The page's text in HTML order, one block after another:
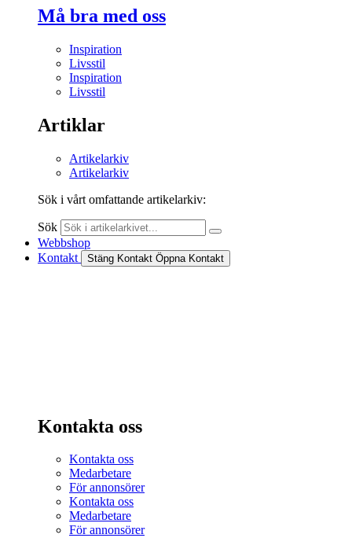
Må bra med oss
Inspiration
Livsstil
Inspiration
Livsstil
Artiklar
Artikelarkiv
Artikelarkiv
Sök i vårt omfattande artikelarkiv:
Sök
Webbshop
Kontakt
Stäng Kontakt Öppna Kontakt
Kontakta oss
Kontakta oss
Medarbetare
För annonsörer
Kontakta oss
Medarbetare
För annonsörer